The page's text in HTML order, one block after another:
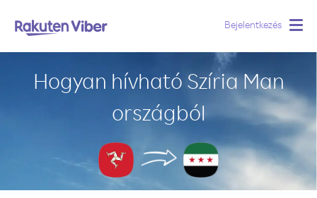
Bejelentkezés
Hogyan hívható Szíria Man
országból